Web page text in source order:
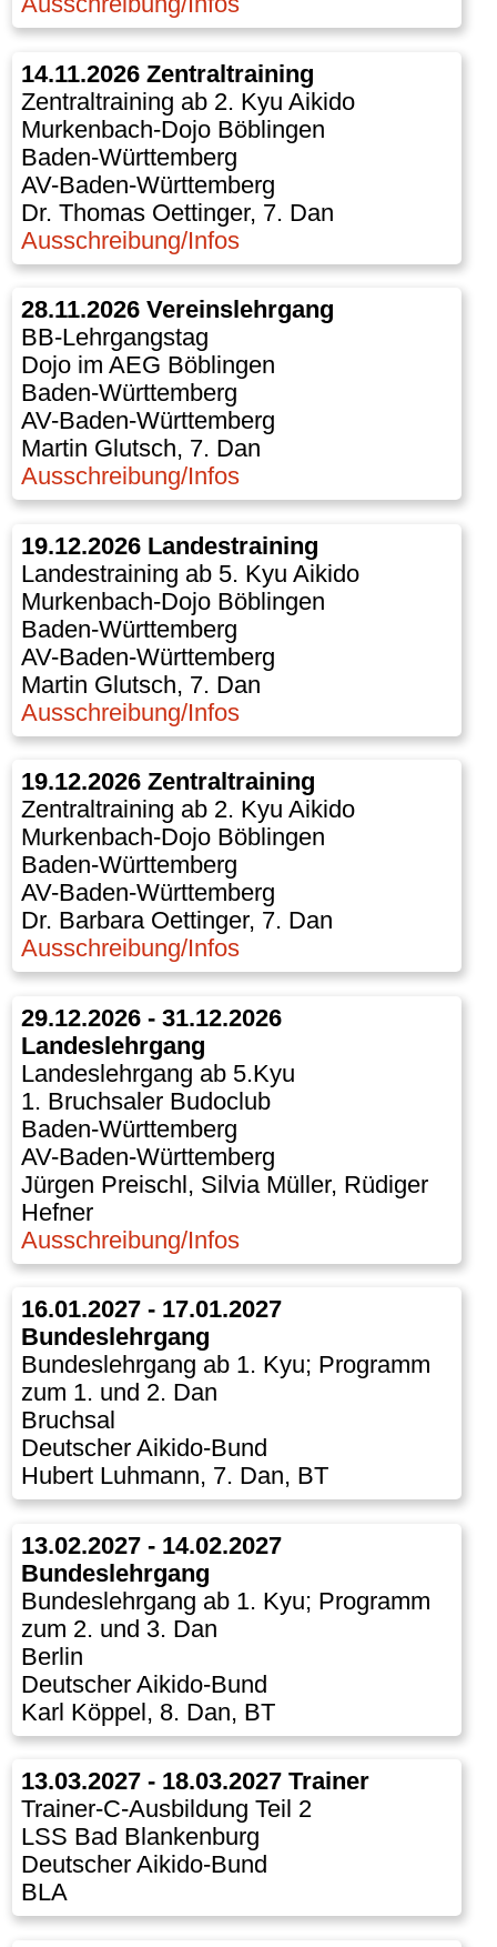
14.11.2026 Zentraltraining
Zentraltraining ab 2. Kyu Aikido
Murkenbach-Dojo Böblingen
Baden-Württemberg
AV-Baden-Württemberg
Dr. Thomas Oettinger, 7. Dan
Ausschreibung/Infos
28.11.2026 Vereinslehrgang
BB-Lehrgangstag
Dojo im AEG Böblingen
Baden-Württemberg
AV-Baden-Württemberg
Martin Glutsch, 7. Dan
Ausschreibung/Infos
19.12.2026 Landestraining
Landestraining ab 5. Kyu Aikido
Murkenbach-Dojo Böblingen
Baden-Württemberg
AV-Baden-Württemberg
Martin Glutsch, 7. Dan
Ausschreibung/Infos
19.12.2026 Zentraltraining
Zentraltraining ab 2. Kyu Aikido
Murkenbach-Dojo Böblingen
Baden-Württemberg
AV-Baden-Württemberg
Dr. Barbara Oettinger, 7. Dan
Ausschreibung/Infos
29.12.2026 - 31.12.2026
Landeslehrgang
Landeslehrgang ab 5.Kyu
1. Bruchsaler Budoclub
Baden-Württemberg
AV-Baden-Württemberg
Jürgen Preischl, Silvia Müller, Rüdiger
Hefner
Ausschreibung/Infos
16.01.2027 - 17.01.2027
Bundeslehrgang
Bundeslehrgang ab 1. Kyu; Programm
zum 1. und 2. Dan
Bruchsal
Deutscher Aikido-Bund
Hubert Luhmann, 7. Dan, BT
13.02.2027 - 14.02.2027
Bundeslehrgang
Bundeslehrgang ab 1. Kyu; Programm
zum 2. und 3. Dan
Berlin
Deutscher Aikido-Bund
Karl Köppel, 8. Dan, BT
13.03.2027 - 18.03.2027 Trainer
Trainer-C-Ausbildung Teil 2
LSS Bad Blankenburg
Deutscher Aikido-Bund
BLA